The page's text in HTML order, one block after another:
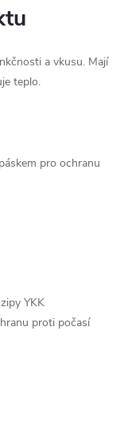
a vkusu. Mají
teplo.
pro ochranu
YKK
proti počasí